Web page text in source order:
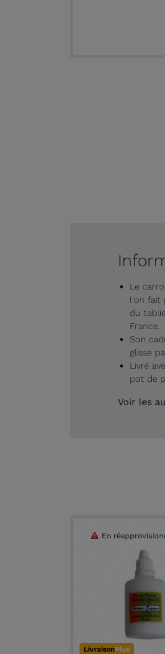
Le
l'on fait
du
France.
Son
glisse
Livré
pot de
Voir les
LivraisonPlus
En